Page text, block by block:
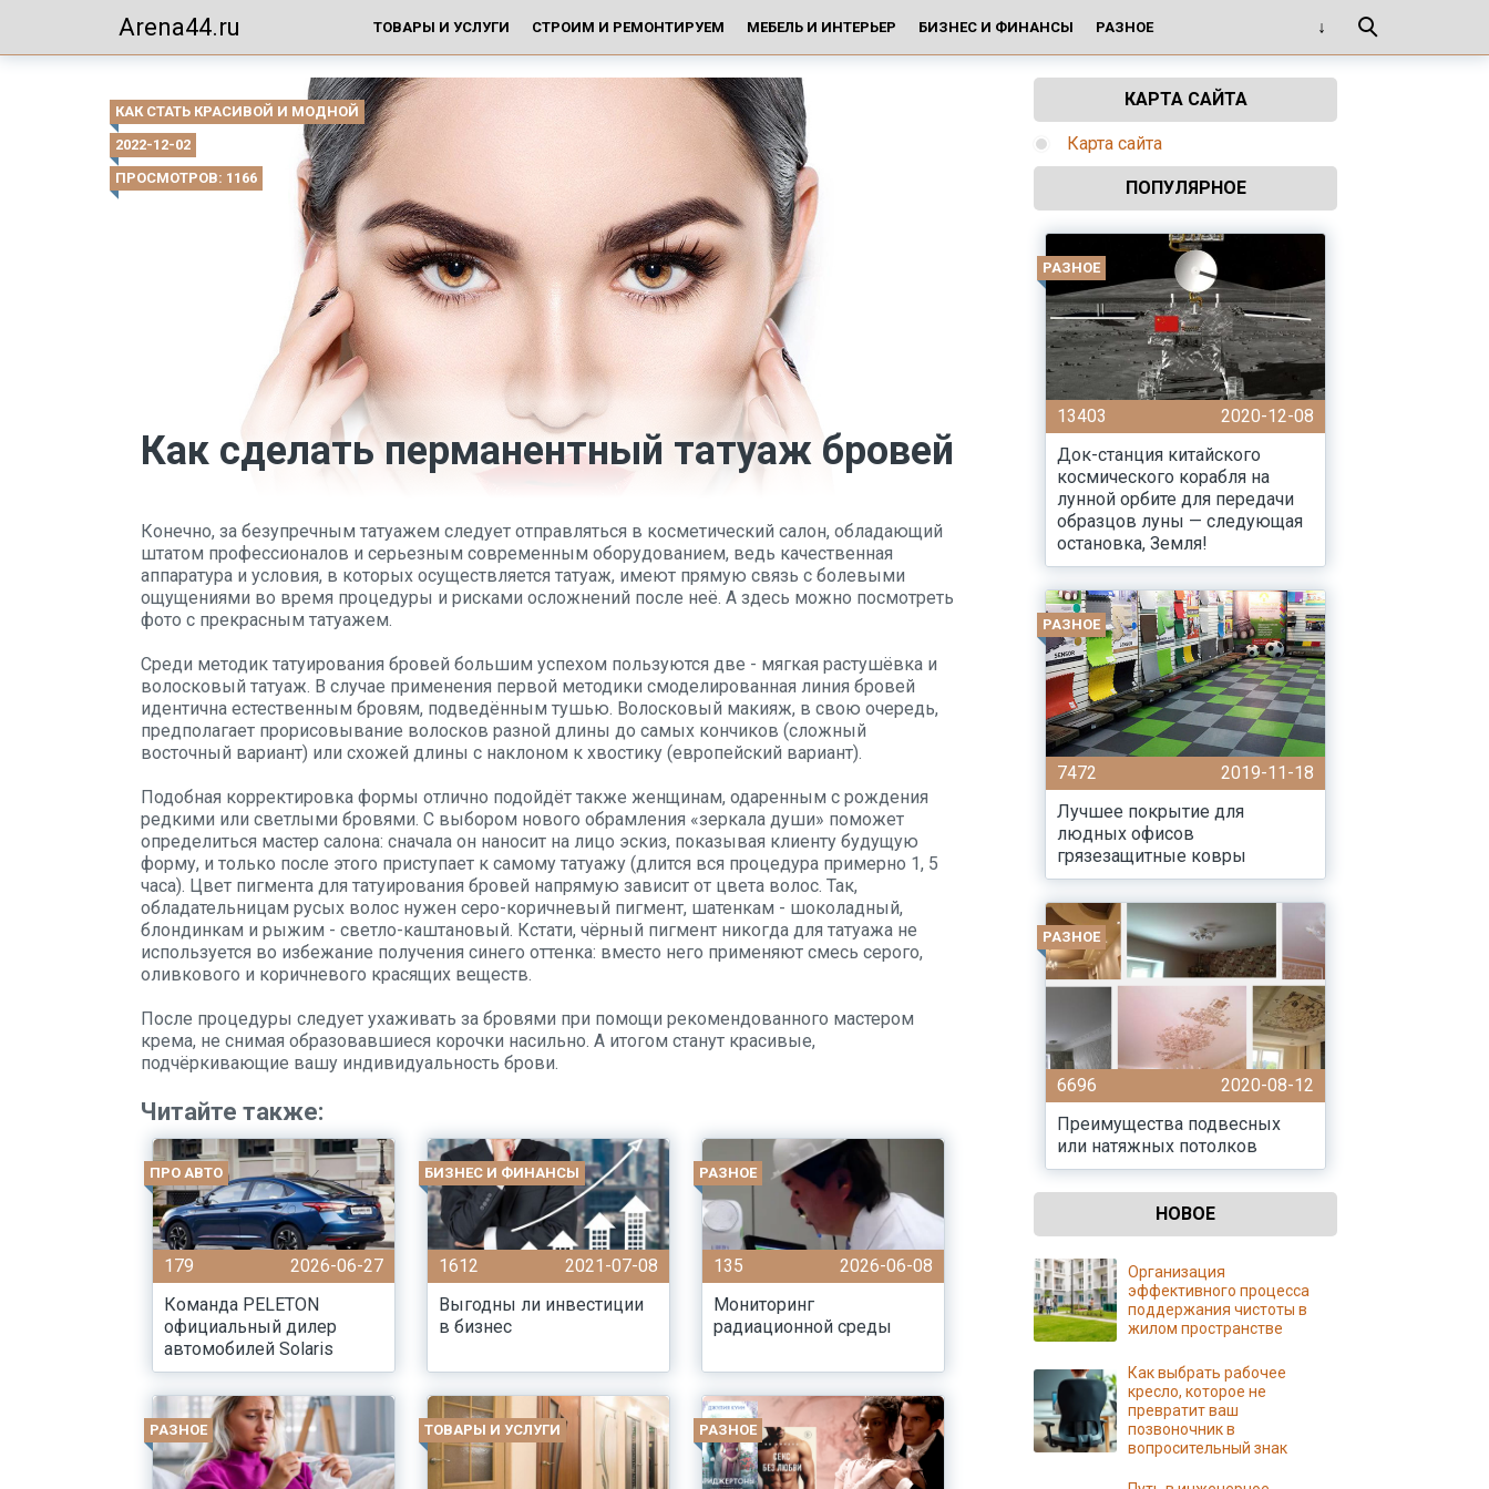
Arena44.ru ТОВАРЫ И УСЛУГИ СТРОИМ И РЕМОНТИРУЕМ МЕБЕЛЬ И ИНТЕРЬЕР БИЗНЕС И ФИНАНСЫ РАЗНОЕ
КАК СТАТЬ КРАСИВОЙ И МОДНОЙ
2022-12-02
ПРОСМОТРОВ: 1166
Как сделать перманентный татуаж бровей
Конечно, за безупречным татуажем следует отправляться в косметический салон, обладающий
штатом профессионалов и серьезным современным оборудованием, ведь качественная
аппаратура и условия, в которых осуществляется татуаж, имеют прямую связь с болевыми
ощущениями во время процедуры и рисками осложнений после неё. А здесь можно посмотреть
фото с прекрасным татуажем.
Среди методик татуирования бровей большим успехом пользуются две - мягкая растушёвка и
волосковый татуаж. В случае применения первой методики смоделированная линия бровей
идентична естественным бровям, подведённым тушью. Волосковый макияж, в свою очередь,
предполагает прорисовывание волосков разной длины до самых кончиков (сложный
восточный вариант) или схожей длины с наклоном к хвостику (европейский вариант).
Подобная корректировка формы отлично подойдёт также женщинам, одаренным с рождения
редкими или светлыми бровями. С выбором нового обрамления «зеркала души» поможет
определиться мастер салона: сначала он наносит на лицо эскиз, показывая клиенту будущую
форму, и только после этого приступает к самому татуажу (длится вся процедура примерно 1, 5
часа). Цвет пигмента для татуирования бровей напрямую зависит от цвета волос. Так,
обладательницам русых волос нужен серо-коричневый пигмент, шатенкам - шоколадный,
блондинкам и рыжим - светло-каштановый. Кстати, чёрный пигмент никогда для татуажа не
используется во избежание получения синего оттенка: вместо него применяют смесь серого,
оливкового и коричневого красящих веществ.
После процедуры следует ухаживать за бровями при помощи рекомендованного мастером
крема, не снимая образовавшиеся корочки насильно. А итогом станут красивые,
подчёркивающие вашу индивидуальность брови.
Читайте также:
ПРО АВТО
179
2026-06-27
Команда PELETON
официальный дилер
автомобилей Solaris
БИЗНЕС И ФИНАНСЫ
1612
2021-07-08
Выгодны ли инвестиции
в бизнес
РАЗНОЕ
135
2026-06-08
Мониторинг
радиационной среды
РАЗНОЕ ТОВАРЫ И УСЛУГИ РАЗНОЕ
КАРТА САЙТА
Карта сайта
ПОПУЛЯРНОЕ
РАЗНОЕ
13403
2020-12-08
Док-станция китайского
космического корабля на
лунной орбите для передачи
образцов луны — следующая
остановка, Земля!
РАЗНОЕ
7472
2019-11-18
Лучшее покрытие для
людных офисов
грязезащитные ковры
РАЗНОЕ
6696
2020-08-12
Преимущества подвесных
или натяжных потолков
НОВОЕ
Организация
эффективного процесса
поддержания чистоты в
жилом пространстве
Как выбрать рабочее
кресло, которое не
превратит ваш
позвоночник в
вопросительный знак